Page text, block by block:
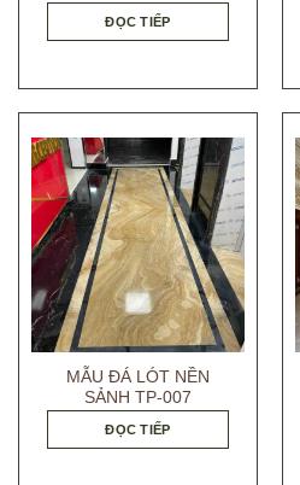
ĐỌC TIẾP
MẪU ĐÁ LÓT NỀN
SẢNH TP-007
ĐỌC TIẾP